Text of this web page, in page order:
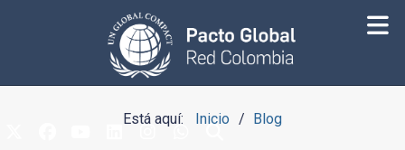
Está aquí: Inicio Blog